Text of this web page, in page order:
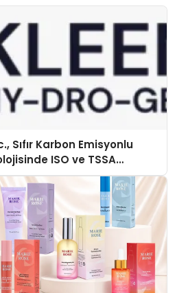
Sıfır Karbon Emisyonlu
ISO ve TSSA
Aldı